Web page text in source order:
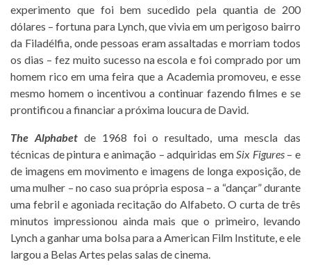
experimento que foi bem sucedido pela quantia de 200
dólares – fortuna para Lynch, que vivia em um perigoso bairro
da Filadélfia, onde pessoas eram assaltadas e morriam todos
os dias – fez muito sucesso na escola e foi comprado por um
homem rico em uma feira que a Academia promoveu, e esse
mesmo homem o incentivou a continuar fazendo filmes e se
prontificou a financiar a próxima loucura de David.
The Alphabetde 1968 foi o resultado, uma mescla das
técnicas de pintura e animação – adquiridas emSix Figures– e
de imagens em movimento e imagens de longa exposição, de
uma mulher – no caso sua própria esposa – a “dançar” durante
uma febril e agoniada recitação do Alfabeto. O curta de três
minutos impressionou ainda mais que o primeiro, levando
Lynch a ganhar uma bolsa para a American Film Institute, e ele
largou a Belas Artes pelas salas de cinema.